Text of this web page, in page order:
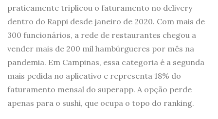
praticamente triplicou o faturamento no delivery
dentro do Rappi desde janeiro de 2020. Com mais de
300 funcionários, a rede de restaurantes chegou a
vender mais de 200 mil hambúrgueres por mês na
pandemia. Em Campinas, essa categoria é a segunda
mais pedida no aplicativo e representa 18% do
faturamento mensal do superapp. A opção perde
apenas para o sushi, que ocupa o topo do ranking.